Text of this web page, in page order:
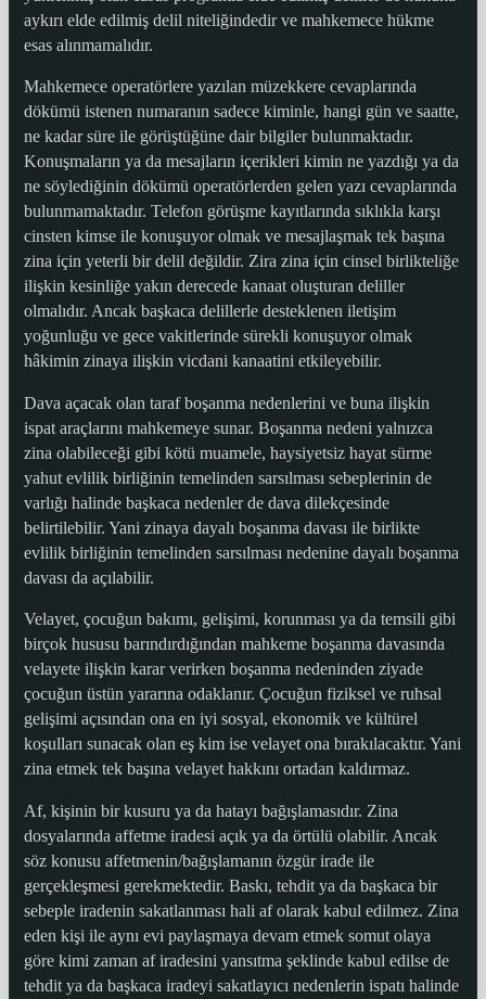
aykırı elde edilmiş delil niteliğindedir ve mahkemece hükme
esas alınmamalıdır.
Mahkemece operatörlere yazılan müzekkere cevaplarında
dökümü istenen numaranın sadece kiminle, hangi gün ve saatte,
ne kadar süre ile görüştüğüne dair bilgiler bulunmaktadır.
Konuşmaların ya da mesajların içerikleri kimin ne yazdığı ya da
ne söylediğinin dökümü operatörlerden gelen yazı cevaplarında
bulunmamaktadır. Telefon görüşme kayıtlarında sıklıkla karşı
cinsten kimse ile konuşuyor olmak ve mesajlaşmak tek başına
zina için yeterli bir delil değildir. Zira zina için cinsel birlikteliğe
ilişkin kesinliğe yakın derecede kanaat oluşturan deliller
olmalıdır. Ancak başkaca delillerle desteklenen iletişim
yoğunluğu ve gece vakitlerinde sürekli konuşuyor olmak
hâkimin zinaya ilişkin vicdani kanaatini etkileyebilir.
Dava açacak olan taraf boşanma nedenlerini ve buna ilişkin
ispat araçlarını mahkemeye sunar. Boşanma nedeni yalnızca
zina olabileceği gibi kötü muamele, haysiyetsiz hayat sürme
yahut evlilik birliğinin temelinden sarsılması sebeplerinin de
varlığı halinde başkaca nedenler de dava dilekçesinde
belirtilebilir. Yani zinaya dayalı boşanma davası ile birlikte
evlilik birliğinin temelinden sarsılması nedenine dayalı boşanma
davası da açılabilir.
Velayet, çocuğun bakımı, gelişimi, korunması ya da temsili gibi
birçok hususu barındırdığından mahkeme boşanma davasında
velayete ilişkin karar verirken boşanma nedeninden ziyade
çocuğun üstün yararına odaklanır. Çocuğun fiziksel ve ruhsal
gelişimi açısından ona en iyi sosyal, ekonomik ve kültürel
koşulları sunacak olan eş kim ise velayet ona bırakılacaktır. Yani
zina etmek tek başına velayet hakkını ortadan kaldırmaz.
Af, kişinin bir kusuru ya da hatayı bağışlamasıdır. Zina
dosyalarında affetme iradesi açık ya da örtülü olabilir. Ancak
söz konusu affetmenin/bağışlamanın özgür irade ile
gerçekleşmesi gerekmektedir. Baskı, tehdit ya da başkaca bir
sebeple iradenin sakatlanması hali af olarak kabul edilmez. Zina
eden kişi ile aynı evi paylaşmaya devam etmek somut olaya
göre kimi zaman af iradesini yansıtma şeklinde kabul edilse de
tehdit ya da başkaca iradeyi sakatlayıcı nedenlerin ispatı halinde